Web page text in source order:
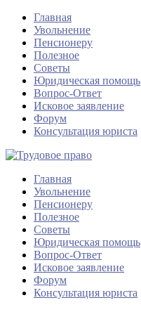
Главная
Увольнение
Пенсионеру
Полезное
Советы
Юридическая помощь
Вопрос-Ответ
Исковое заявление
Форум
Консультация юриста
Главная
Увольнение
Пенсионеру
Полезное
Советы
Юридическая помощь
Вопрос-Ответ
Исковое заявление
Форум
Консультация юриста